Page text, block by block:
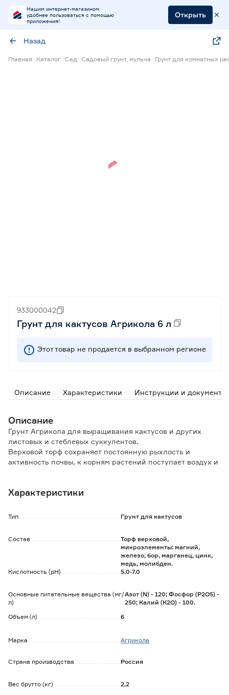
Нашим интернет-магазином
удобнее пользоваться с помощью
приложения!
Открыть
Назад
Главная Каталог Сад Садовый грунт, мульча Грунт для комнатных
933000042
Грунт для кактусов Агрикола 6 л
Этот товар не продается в выбранном регионе
Описание Характеристики Инструкции и документы
Описание
Грунт Агрикола для выращивания кактусов и других
листовых и стеблевых суккулентов.
Верховой торф сохраняет постоянную рыхлость и
активность почвы, к корням растений поступает воздух и
минеральный комплекс для сбалансированного питания
молибден.
- универсальность применения;
- накапливает и равномерно отдает питание;
- содержит микроэлементы, подходящие для кактусов и
суккулентов.
Характеристики
Тип Грунт для кактусов
Состав
Торф верховой,
микроэлементы: магний,
железо, бор, марганец, цинк,
медь, молибден.
Кислотность (pH)
5.0-7.0
Основные питательные вещества (мг/
л)
Азот (N) - 120; Фосфор (P2O5) -
250; Калий (К2О) - 100.
Объем (л)
6
Марка Агрикола
Страна производства Россия
Вес брутто (кг) 2.2